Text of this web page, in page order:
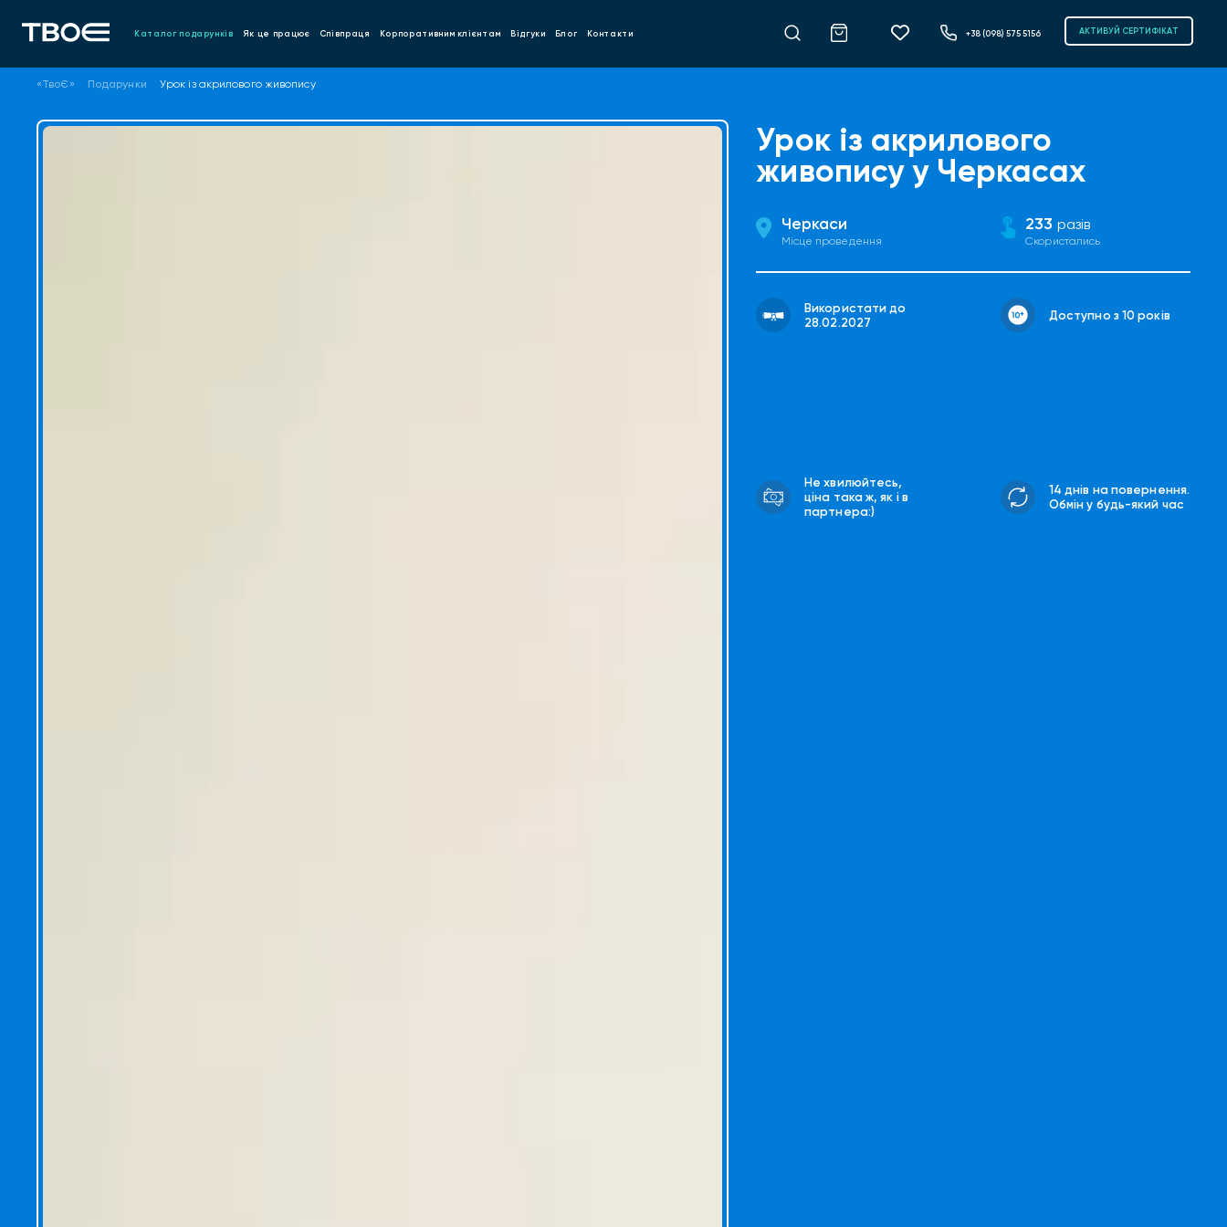
Каталог подарунків Як це працює Співпраця Корпоративним клієнтам Відгуки Блог Контакти +38 (098) 575 5156 АКТИВУЙ СЕРТИФІКАТ
«ТвоЄ» Подарунки Урок із акрилового живопису
Урок із акрилового
живопису у Черкасах
Черкаси
Місце проведення
233 разів
Скористались
Використати до
28.02.2027
Доступно з 10 років
Не хвилюйтесь,
ціна така ж, як і в
партнера:)
14 днів на повернення.
Обмін у будь-який час